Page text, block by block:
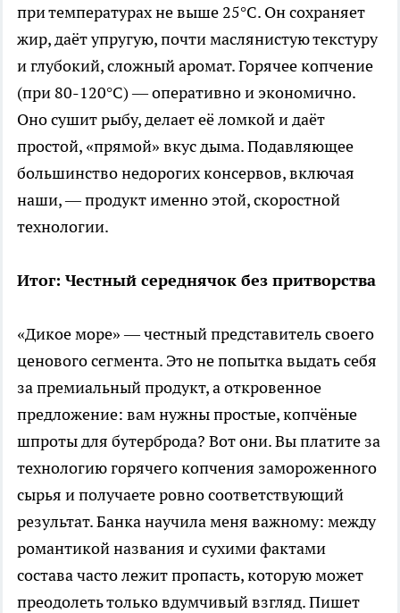
при температурах не выше 25°C. Он сохраняет
жир, даёт упругую, почти маслянистую текстуру
и глубокий, сложный аромат. Горячее копчение
(при 80-120°C) — оперативно и экономично.
Оно сушит рыбу, делает её ломкой и даёт
простой, «прямой» вкус дыма. Подавляющее
большинство недорогих консервов, включая
наши, — продукт именно этой, скоростной
технологии.
Итог: Честный середнячок без притворства
«Дикое море» — честный представитель своего
ценового сегмента. Это не попытка выдать себя
за премиальный продукт, а откровенное
предложение: вам нужны простые, копчёные
шпроты для бутерброда? Вот они. Вы платите за
технологию горячего копчения замороженного
сырья и получаете ровно соответствующий
результат. Банка научила меня важному: между
романтикой названия и сухими фактами
состава часто лежит пропасть, которую может
преодолеть только вдумчивый взгляд. Пишет